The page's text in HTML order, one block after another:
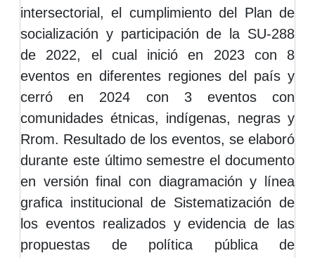
intersectorial, el cumplimiento del Plan de
socialización y participación de la SU-288
de 2022, el cual inició en 2023 con 8
eventos en diferentes regiones del país y
cerró en 2024 con 3 eventos con
comunidades étnicas, indígenas, negras y
Rrom. Resultado de los eventos, se elaboró
durante este último semestre el documento
en versión final con diagramación y línea
grafica institucional de Sistematización de
los eventos realizados y evidencia de las
propuestas de política pública de